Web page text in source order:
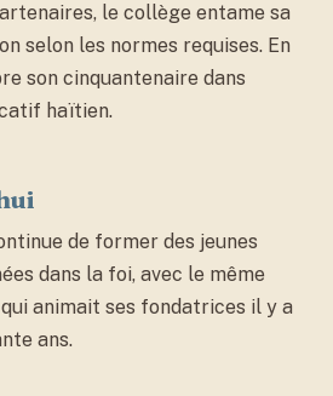
le collège entame sa
selon les normes requises. En
son cinquantenaire dans
haïtien.
de former des jeunes
dans la foi, avec le même
animait ses fondatrices il y a
ans.